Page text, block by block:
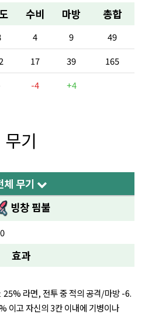
수비 마방 총합
4 9
49
17 39
165
-4 +4
무기
체 무기
빙창 핌불
효과
라면, 전투 중 적의 공격/마방 -6.
이고 자신의 3칸 이내에 기병이나